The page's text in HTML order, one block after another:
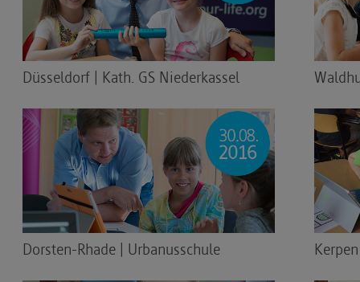
Düsseldorf | Kath. GS Niederkassel
Dorsten-Rhade | Urbanusschule